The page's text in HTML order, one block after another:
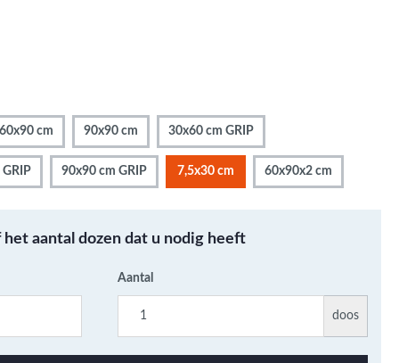
Natuursteenlook
Marmerlook wandtegels
60x90 cm 90x90 cm 30x60 cm GRIP
90x90 cm GRIP 7,5x30 cm 60x90x2 cm
aantal dozen dat u nodig heeft
Aantal
doos